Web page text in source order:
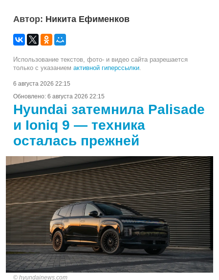
Автор: Никита Ефименков
Использование текстов, фото- и видео сайта разрешается
только с указанием активной гиперссылки
6 августа 2026 22:15
Обновлено: 6 августа 2026 22:15
Hyundai затемнила Palisade
и Ioniq 9 — техника
осталась прежней
hyundainews.com